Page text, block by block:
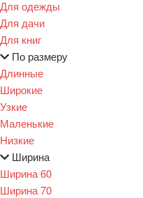
Для одежды
Для дачи
Для книг
По размеру
Длинные
Широкие
Узкие
Маленькие
Низкие
Ширина
Ширина 60
Ширина 70